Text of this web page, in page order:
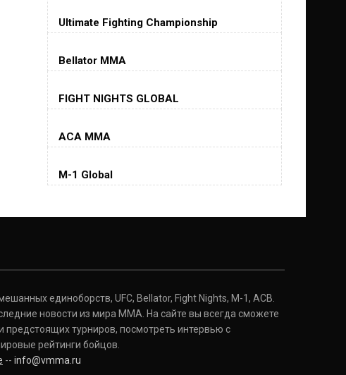
Дастин Порье
(26-6-0, 1)
Jorge Masvidal
Колби Ковингтон
Дэниель Кормье
(22-2-0, 1)
Нэйт Диаз
Nate Diaz
Ultimate Fighting Championship
Bellator MMA
FIGHT NIGHTS GLOBAL
ACA MMA
M-1 Global
единоборств, UFC, Bellator, Fight Nights, M-1, ACB.
новости из мира ММА. На сайте вы всегда сможете
предстоящих турниров, посмотреть интервью с
рейтинги бойцов.
-- info@vmma.ru